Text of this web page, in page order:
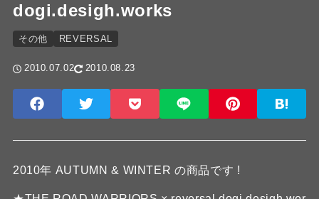
dogi.desigh.works
その他 REVERSAL
2010.07.02 2010.08.23
2010年 AUTUMN & WINTER の商品です !